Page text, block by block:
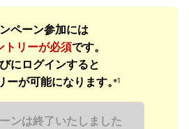
ペーン参加には
トリーが必須です。
にログインすると
ーが可能になります。
※1
ンは終了いたしました